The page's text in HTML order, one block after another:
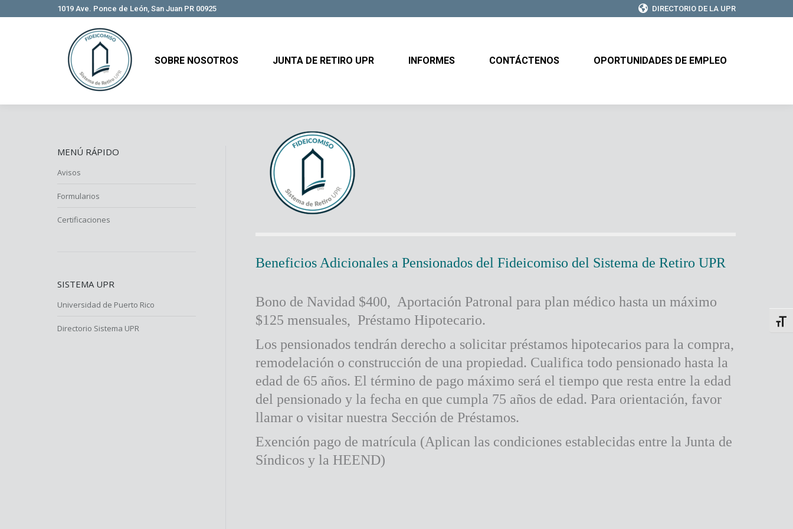
1019 Ave. Ponce de León, San Juan PR 00925 DIRECTORIO DE LA UPR
SOBRE NOSOTROS JUNTA DE RETIRO UPR INFORMES CONTÁCTENOS OPORTUNIDADES DE EMPLEO
Beneficios Adicionales a Pensionados del Fideicomiso del Sistema de Retiro UPR
Bono de Navidad $400, Aportación Patronal para plan médico hasta un máximo
$125 mensuales, Préstamo Hipotecario.
Los pensionados tendrán derecho a solicitar préstamos hipotecarios para la compra,
remodelación o construcción de una propiedad. Cualifica todo pensionado hasta la
edad de 65 años. El término de pago máximo será el tiempo que resta entre la edad
del pensionado y la fecha en que cumpla 75 años de edad. Para orientación, favor
llamar o visitar nuestra Sección de Préstamos.
Exención pago de matrícula (Aplican las condiciones establecidas entre la Junta de
Síndicos y la HEEND)
MENÚ RÁPIDO
Avisos
Formularios
Certificaciones
SISTEMA UPR
Universidad de Puerto Rico
Directorio Sistema UPR